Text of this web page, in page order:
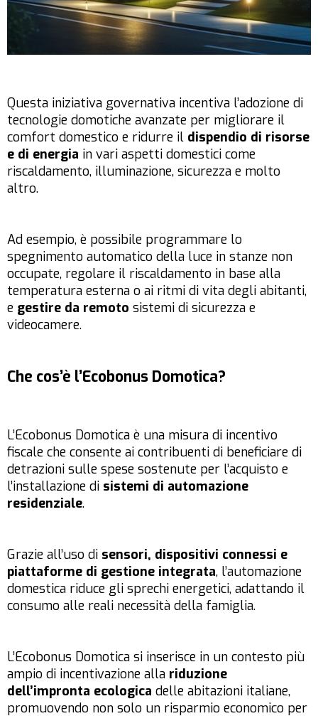
Questa iniziativa governativa incentiva l’adozione di
tecnologie domotiche avanzate per migliorare il
comfort domestico e ridurre il dispendio di risorse
e di energia in vari aspetti domestici come
riscaldamento, illuminazione, sicurezza e molto
altro.
Ad esempio, è possibile programmare lo
spegnimento automatico della luce in stanze non
occupate, regolare il riscaldamento in base alla
temperatura esterna o ai ritmi di vita degli abitanti,
e gestire da remoto sistemi di sicurezza e
videocamere.
Che cos’è l’Ecobonus Domotica?
L’Ecobonus Domotica è una misura di incentivo
fiscale che consente ai contribuenti di beneficiare di
detrazioni sulle spese sostenute per l’acquisto e
l’installazione di sistemi di automazione
residenziale.
Grazie all’uso di sensori, dispositivi connessi e
piattaforme di gestione integrata, l’automazione
domestica riduce gli sprechi energetici, adattando il
consumo alle reali necessità della famiglia.
L’Ecobonus Domotica si inserisce in un contesto più
ampio di incentivazione alla riduzione
dell’impronta ecologica delle abitazioni italiane,
promuovendo non solo un risparmio economico per